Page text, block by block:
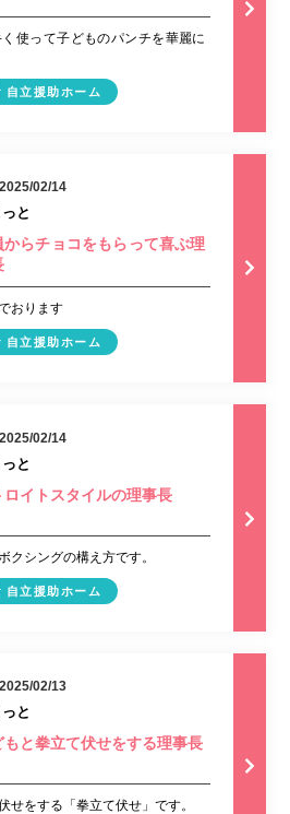
使って子どものパンチを華麗に
自立援助ホーム
2025/02/14
と
からチョコをもらって喜ぶ理
おります
自立援助ホーム
2025/02/14
と
ロイトスタイルの理事長
クシングの構え方です。
自立援助ホーム
2025/02/13
と
もと拳立て伏せをする理事長
せをする「拳立て伏せ」です。